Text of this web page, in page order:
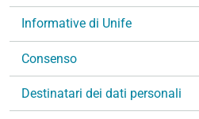
i
n
Informative di Unife
Consenso
Destinatari dei dati personali